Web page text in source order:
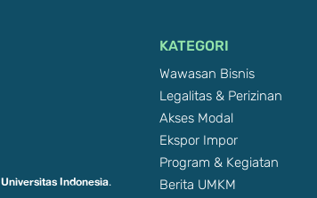
Universitas Indonesia.
KATEGORI
Wawasan Bisnis
Legalitas & Perizinan
Akses Modal
Ekspor Impor
Program & Kegiatan
Berita UMKM